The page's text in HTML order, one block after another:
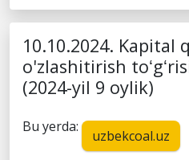
10.10.2024. Kapital
o'zlashitirish
(2024-yil 9 oylik)
Bu yerda:
uzbekcoal.uz